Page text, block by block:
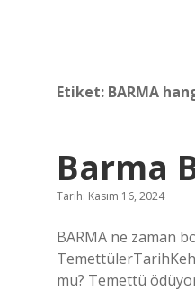
Etiket: BARMA
Barma
Tarih: Kasım 16, 2024
BARMA ne zaman
mu? Temettü